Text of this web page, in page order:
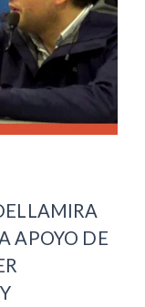
APOYO DE